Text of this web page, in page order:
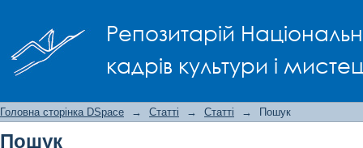
Репозитарій
кадрів культури і
Головна сторінка DSpace → Статті → Статті → Пошук
Пошук